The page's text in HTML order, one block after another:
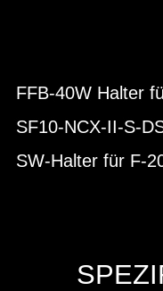
FFB-40W Halter
SF10-NCX-II-S-
SW-Halter für F-